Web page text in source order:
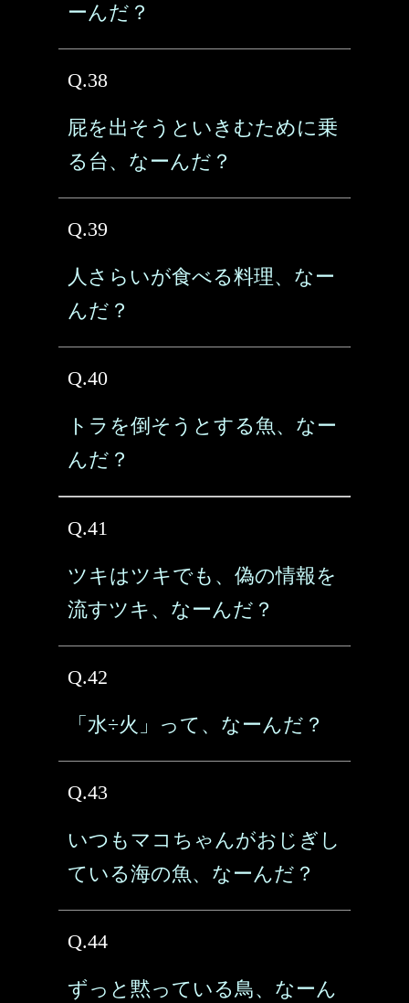
ーんだ？
Q.38
屁を出そうといきむために乗
る台、なーんだ？
Q.39
人さらいが食べる料理、なー
んだ？
Q.40
トラを倒そうとする魚、なー
んだ？
Q.41
ツキはツキでも、偽の情報を
流すツキ、なーんだ？
Q.42
「水÷火」って、なーんだ？
Q.43
いつもマコちゃんがおじぎし
ている海の魚、なーんだ？
Q.44
ずっと黙っている鳥、なーん